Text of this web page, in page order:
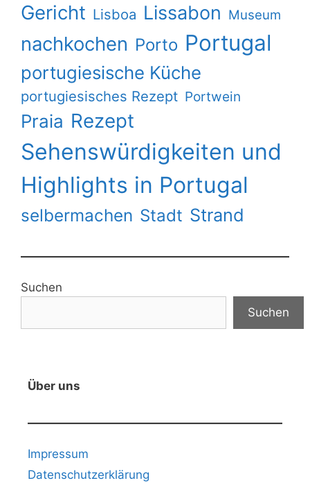
Gericht Lisboa Lissabon Museum
nachkochen Porto Portugal
portugiesische Küche
portugiesisches Rezept Portwein
Praia Rezept
Sehenswürdigkeiten und
Highlights in Portugal
selbermachen Stadt Strand
Suchen
Suchen
Über uns
Impressum
Datenschutzerklärung